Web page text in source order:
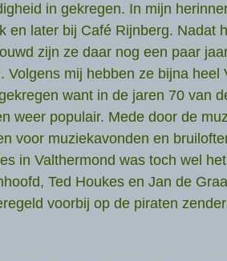
in gekregen. In mijn
en later bij Café Rijnberg. Nadat
zijn ze daar nog een paar
Volgens mij hebben ze bijna heel
want in de jaren 70 van
weer populair. Mede door de
voor muziekavonden en
in Valthermond was toch wel
Ted Houkes en Jan de
voorbij op de piraten